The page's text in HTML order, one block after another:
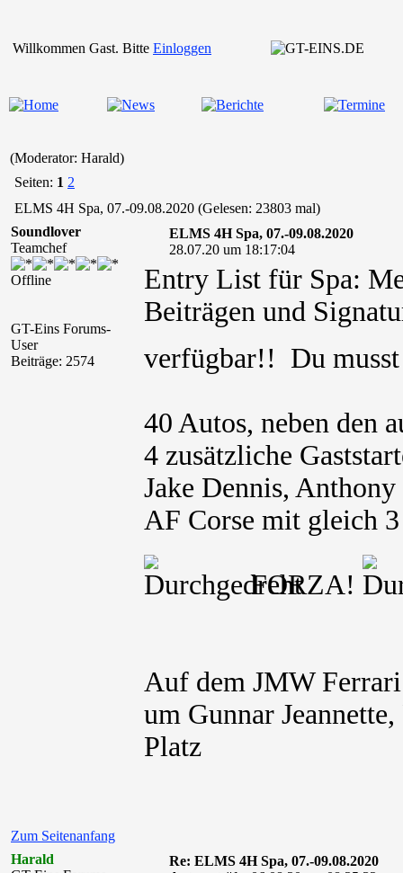
Willkommen Gast. Bitte Einloggen
(Moderator: Harald)
Seiten: 1 2
ELMS 4H Spa, 07.-09.08.2020 (Gelesen: 23803 mal)
Soundlover
Teamchef
Offline
GT-Eins Forums-
User
Beiträge: 2574
ELMS 4H Spa, 07.-09.08.2020
28.07.20 um 18:17:04
Entry List für Spa:
Beiträgen und
verfügbar!! Du
40 Autos, neben den
4 zusätzliche
Jake Dennis,
AF Corse mit gleich
FORZA!
Auf dem JMW
um Gunnar
Platz
Zum Seitenanfang
Harald
Re: ELMS 4H Spa, 07.-09.08.2020